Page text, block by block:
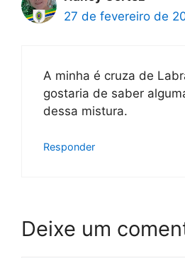
27 de fevereiro de
A minha é cruza de
gostaria de saber
dessa mistura.
Responder
Deixe um